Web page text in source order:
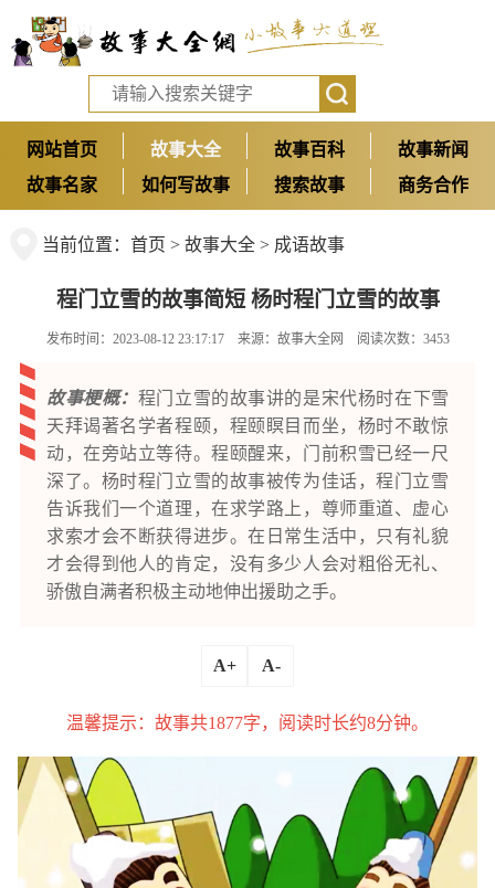
网站首页 故事大全 故事百科
故事新闻
故事名家
如何写故事 搜索故事 商务合作
当前位置： 首页 > 故事大全> 成语故事
程门立雪的故事简短 杨时程门立雪的故事
发布时间：2023-08-12 23:17:17 来源： 故事大全网 阅读次数：3453
故事梗概： 程门立雪的故事讲的是宋代杨时在下雪
天拜谒著名学者程颐，程颐瞑目而坐，杨时不敢惊
动，在旁站立等待。程颐醒来，门前积雪已经一尺
深了。杨时程门立雪的故事被传为佳话，程门立雪
告诉我们一个道理，在求学路上，尊师重道、虚心
求索才会不断获得进步。在日常生活中，只有礼貌
才会得到他人的肯定，没有多少人会对粗俗无礼、
骄傲自满者积极主动地伸出援助之手。
A+ A-
温馨提示：故事共1877字，阅读时长约8分钟。